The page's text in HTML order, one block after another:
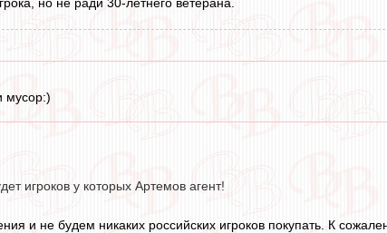
но не ради 30-летнего ветерана.
мусор:)
игроков у которых Артемов агент!
и не будем никаких российских игроков покупать. К